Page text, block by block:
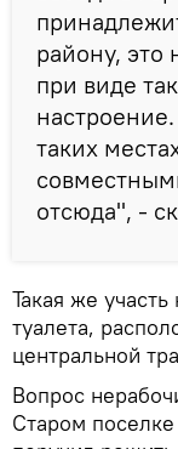
району, это
при виде
таких
отсюда", -
Такая же
туалета,
центральной
Вопрос
Старом